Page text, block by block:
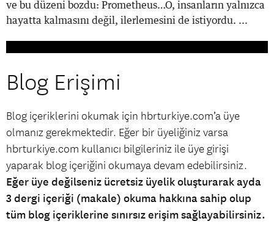
ve bu düzeni bozdu: Prometheus…O, insanların yalnızca
hayatta kalmasını değil, ilerlemesini de istiyordu. ...
Blog Erişimi
Blog içeriklerini okumak için hbrturkiye.com’a üye
olmanız gerekmektedir. Eğer bir üyeliğiniz varsa
hbrturkiye.com kullanıcı bilgileriniz ile üye girişi
yaparak blog içeriğini okumaya devam edebilirsiniz.
Eğer üye değilseniz ücretsiz üyelik oluşturarak ayda
3 dergi içeriği (makale) okuma hakkına sahip olup
tüm blog içeriklerine sınırsız erişim sağlayabilirsiniz.